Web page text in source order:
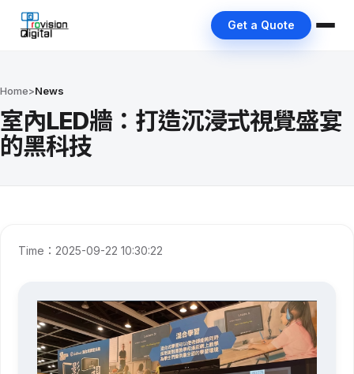
Get a Quote
Home>News
室內LED牆：打造沉浸式視覺盛宴
的黑科技
Time：2025-09-22 10:30:22